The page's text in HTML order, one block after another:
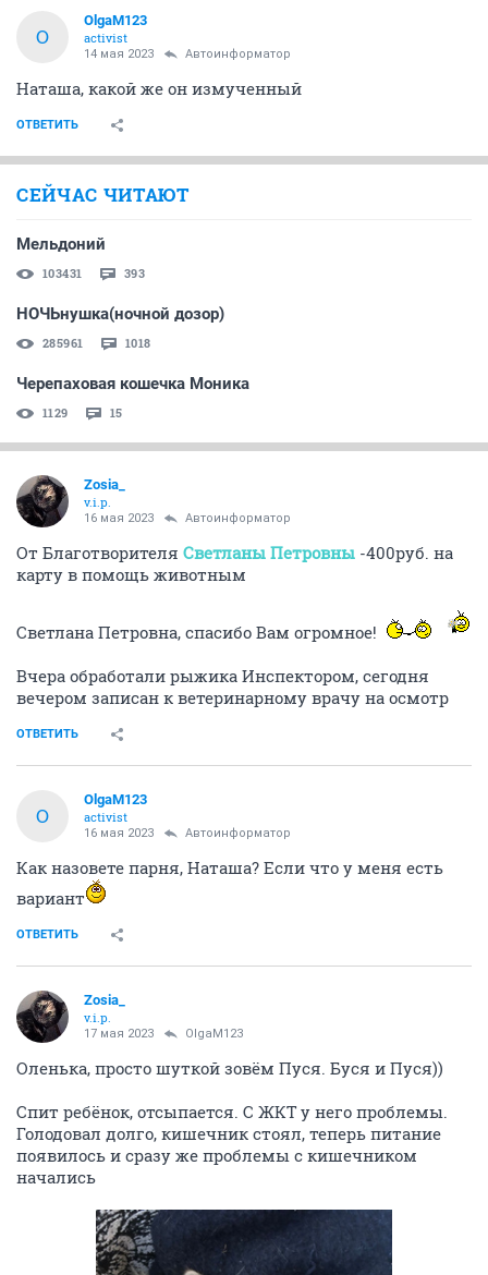
O
OlgaM123
activist
14 мая 2023 Автоинформатор
Наташа, какой же он измученный
ОТВЕТИТЬ
СЕЙЧАС ЧИТАЮТ
Мельдоний
103431 393
НОЧЬнушка(ночной дозор)
285961 1018
Черепаховая кошечка Моника
1129 15
Zosia_
v.i.p.
16 мая 2023 Автоинформатор
От Благотворителя Светланы Петровны -400руб. на
карту в помощь животным
Светлана Петровна, спасибо Вам огромное!
Вчера обработали рыжика Инспектором, сегодня
вечером записан к ветеринарному врачу на осмотр
ОТВЕТИТЬ
O
OlgaM123
activist
16 мая 2023 Автоинформатор
Как назовете парня, Наташа? Если что у меня есть
вариант
ОТВЕТИТЬ
Zosia_
v.i.p.
17 мая 2023 OlgaM123
Оленька, просто шуткой зовём Пуся. Буся и Пуся))
Спит ребёнок, отсыпается. С ЖКТ у него проблемы.
Голодовал долго, кишечник стоял, теперь питание
появилось и сразу же проблемы с кишечником
начались